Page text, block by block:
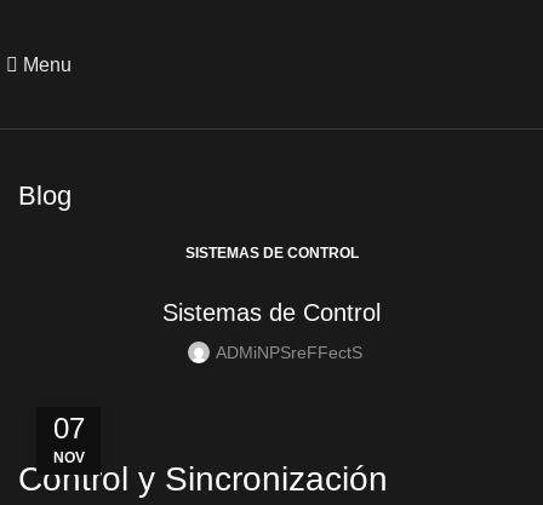
Menu
Blog
SISTEMAS DE CONTROL
Sistemas de Control
ADMiNPSreFFectS
07
NOV
Control y Sincronización